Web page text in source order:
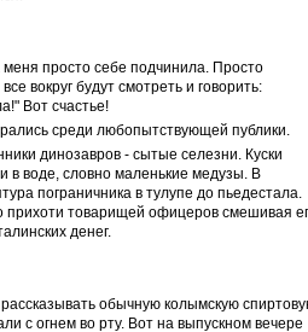
просто себе подчинила. Просто
вокруг будут смотреть и говорить:
Вот счастье!
среди любопытствующей публики.
динозавров - сытые селезни. Куски
в воде, словно маленькие медузы. В
пограничника в тулупе до пьедестала.
прихоти товарищей офицеров смешивая
денег.
обычную колымскую
с огнем во рту. Вот на выпускном вечере